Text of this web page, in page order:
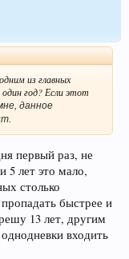
из главных
год? Если этот
данное
первый раз, не
5 лет это мало,
столько
быстрее и
13 лет, другим
входить